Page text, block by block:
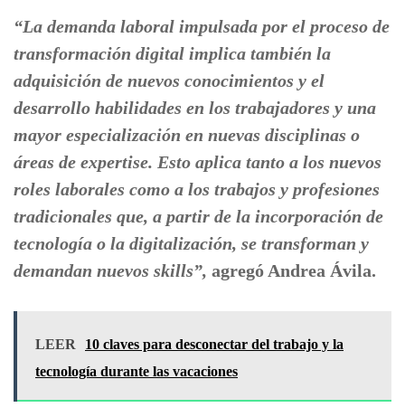
“La demanda laboral impulsada por el proceso de
transformación digital implica también la
adquisición de nuevos conocimientos y el
desarrollo habilidades en los trabajadores y una
mayor especialización en nuevas disciplinas o
áreas de expertise. Esto aplica tanto a los nuevos
roles laborales como a los trabajos y profesiones
tradicionales que, a partir de la incorporación de
tecnología o la digitalización, se transforman y
demandan nuevos skills”, agregó Andrea Ávila.
LEER
10 claves para desconectar del trabajo y la
tecnología durante las vacaciones